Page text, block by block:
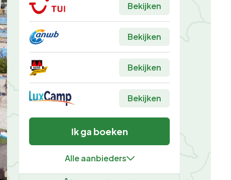
Bekijken
Bekijken
Bekijken
Bekijken
Ik ga boeken
Alle aanbieders